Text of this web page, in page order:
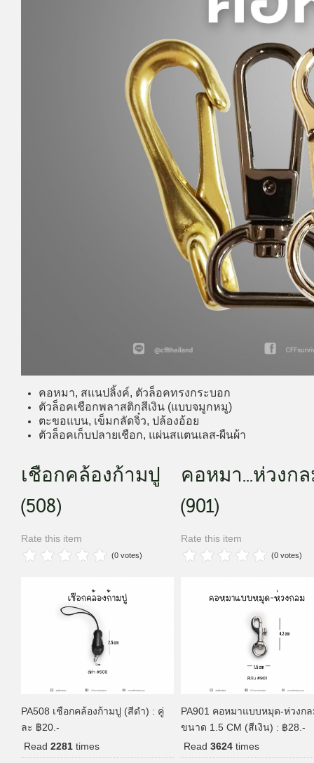
คอหมา, สแนปลิ้งค์, ตัวล็อคทรงกระบอก
ตัวล็อคเชือกพลาสติกสีเงิน (แบบจมูกหมู)
ตะขอแบน, เข็มกลัดจิ๋ว, ปล้องอ้อย
ตัวล็อคเก็บปลายเชือก, แผ่นสแตนเลส-ผืนผ้า
เชือกคล้องก้ามปู
(508)
Rate this item
(0 votes)
PA508 เชือกคล้องก้ามปู (สีดำ) : คู่
ละ ฿20.-
Read 2281 times
คอหมา...ห่วงก
(901)
Rate this item
(0 votes)
PA901 คอหมาแบบหมุด-ห่วงก
ขนาด 1.5 CM (สีเงิน) : ฿28.-
Read 3624times